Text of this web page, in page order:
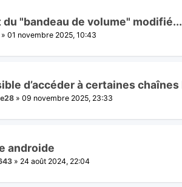
"bandeau de volume" modifié...
» 01 novembre 2025, 10:43
d’accéder à certaines
» 09 novembre 2025, 23:33
androide
» 24 août 2024, 22:04